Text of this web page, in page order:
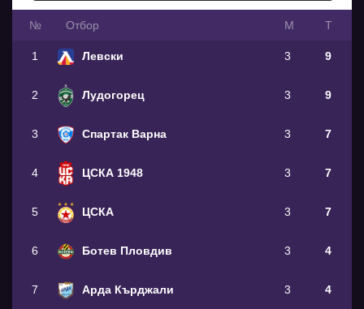
№ Oтбор М Т
1 Левски 3 9
2 Лудогорец 3 9
3 Спартак Варна 3 7
4 ЦСКА 1948 3 7
5 ЦСКА 3 7
6 Ботев Пловдив 3 4
7 Арда Кърджали 3 4